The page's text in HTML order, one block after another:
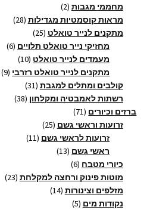
מוצרים
מחממי מגבות 2
2
מוצרים
מראות קוסמטיות מגדילות 28
28
מתקנים לנייר טואלט 25
25
מוצרים
מחזיקי נייר טואלט תלויים 6
6
מעמדים לנייר טואלט 10
10
מוצריםמתקנים לנייר טואלט רזרבי 9
9
קולבים ומתלים למגבת 31
31
מוצרים רשתות לאמבטיה ומקלחון 38
38
ברזים וכיורים 71
71
מוצרים
זרועות וראשי גשם 25
25
מוצריםזרועות לראשי גשם 11
11
ראשי גשם 13
13
כיורי מטבח 6
6
מוצרים
מוטות פינוק ורחצה למקלחת 23
23
מזלפים וצינורות 14
14
נקודות מים 5
5